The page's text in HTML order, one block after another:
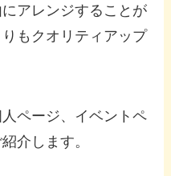
アレンジすることが
もクオリティアップ
ページ、イベントペ
介します。